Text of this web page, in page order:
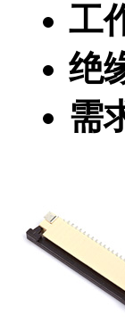
工
绝
需